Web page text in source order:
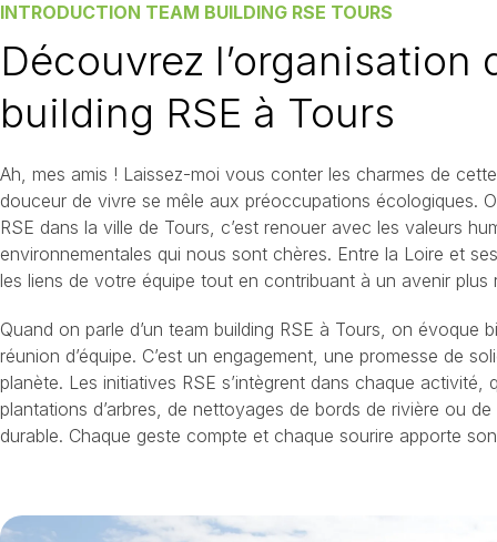
Organiser un événement
Organiser un séminaire RSE
Organiser un challenge
d'entreprise RSE
INTRODUCTION TEAM BUILDING RSE TOURS
Découvrez l’organisation
building RSE à Tours
Ah, mes amis ! Laissez-moi vous conter les charmes de
douceur de vivre se mêle aux préoccupations écologiques.
RSE dans la ville de Tours, c’est renouer avec les valeurs
environnementales qui nous sont chères. Entre la Loire et
les liens de votre équipe tout en contribuant à un avenir plus
Quand on parle d’un team building RSE à Tours, on évoque
réunion d’équipe. C’est un engagement, une promesse de
planète. Les initiatives RSE s’intègrent dans chaque activité,
plantations d’arbres, de nettoyages de bords de rivière ou
durable. Chaque geste compte et chaque sourire apporte